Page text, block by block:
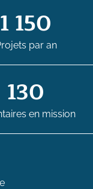
1 150
par an
130
en mission